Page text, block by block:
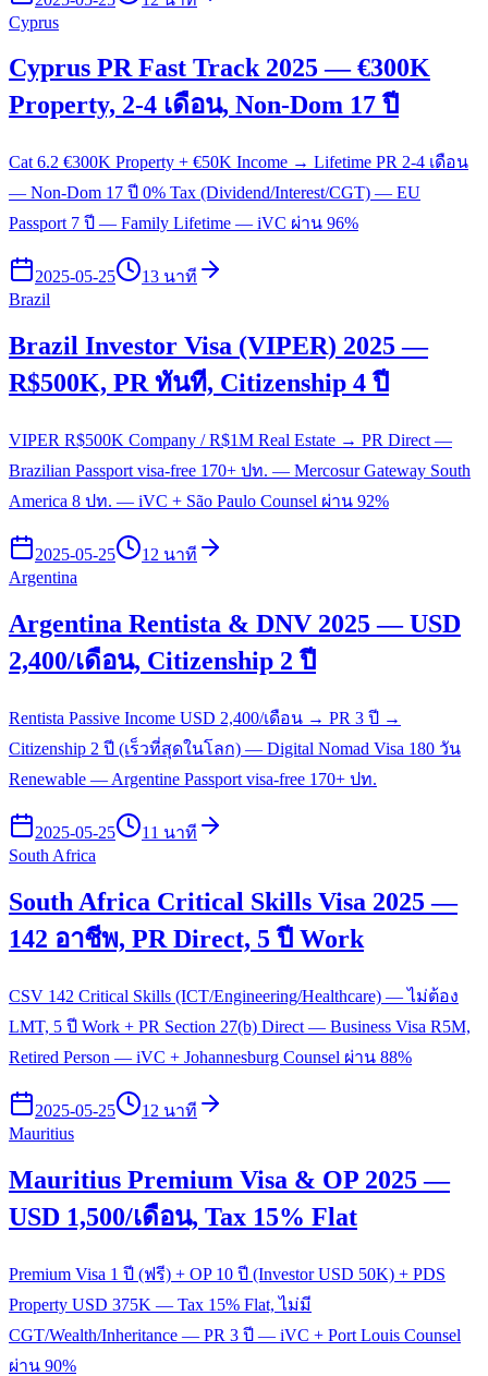
Cyprus
Cyprus PR Fast Track 2025 — €300K
Property, 2-4 เดือน, Non-Dom 17 ปี
Cat 6.2 €300K Property + €50K Income → Lifetime PR 2-4 เดือน
— Non-Dom 17 ปี 0% Tax (Dividend/Interest/CGT) — EU
Passport 7 ปี — Family Lifetime — iVC ผ่าน 96%
2025-05-25
13 นาที
Brazil
Brazil Investor Visa (VIPER) 2025 —
R$500K, PR ทันที, Citizenship 4 ปี
VIPER R$500K Company / R$1M Real Estate → PR Direct —
Brazilian Passport visa-free 170+ ปท. — Mercosur Gateway South
America 8 ปท. — iVC + São Paulo Counsel ผ่าน 92%
2025-05-25
12 นาที
Argentina
Argentina Rentista & DNV 2025 — USD
2,400/เดือน, Citizenship 2 ปี
Rentista Passive Income USD 2,400/เดือน → PR 3 ปี →
Citizenship 2 ปี (เร็วที่สุดในโลก) — Digital Nomad Visa 180 วัน
Renewable — Argentine Passport visa-free 170+ ปท.
2025-05-25
11 นาที
South Africa
South Africa Critical Skills Visa 2025 —
142 อาชีพ, PR Direct, 5 ปี Work
CSV 142 Critical Skills (ICT/Engineering/Healthcare) — ไม่ต้อง
LMT, 5 ปี Work + PR Section 27(b) Direct — Business Visa R5M,
Retired Person — iVC + Johannesburg Counsel ผ่าน 88%
2025-05-25
12 นาที
Mauritius
Mauritius Premium Visa & OP 2025 —
USD 1,500/เดือน, Tax 15% Flat
Premium Visa 1 ปี (ฟรี) + OP 10 ปี (Investor USD 50K) + PDS
Property USD 375K — Tax 15% Flat, ไม่มี
CGT/Wealth/Inheritance — PR 3 ปี — iVC + Port Louis Counsel
ผ่าน 90%